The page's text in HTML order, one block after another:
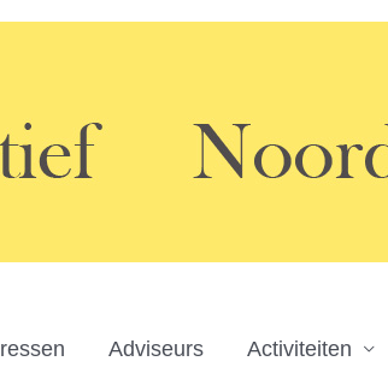
Adviseurs Activiteiten